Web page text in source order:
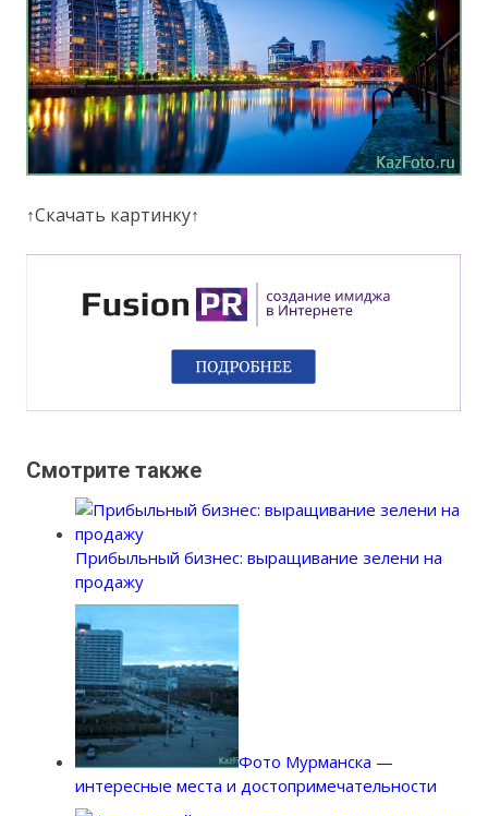
↑Скачать картинку↑
Смотрите также
Прибыльный бизнес: выращивание зелени на
продажу
Фото Мурманска —
интересные места и достопримечательности